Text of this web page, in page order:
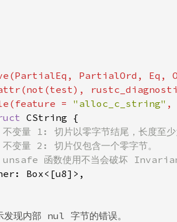
PartialOrd, Eq,
= "alloc_c_string" ,
CString {
变量 1: 切片以零字节结尾，长度至少
变量 2: 切片仅包含一个零字节。
函数使用不当会破坏
Box<[u8]>,
现内部 nul 字节的错误。